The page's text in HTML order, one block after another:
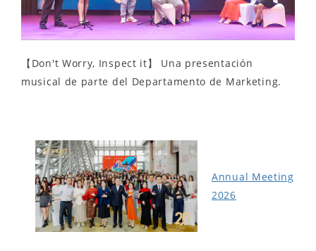
【Don't Worry, Inspect it】 Una presentación
musical de parte del Departamento de Marketing.
Annual Meeting
2026